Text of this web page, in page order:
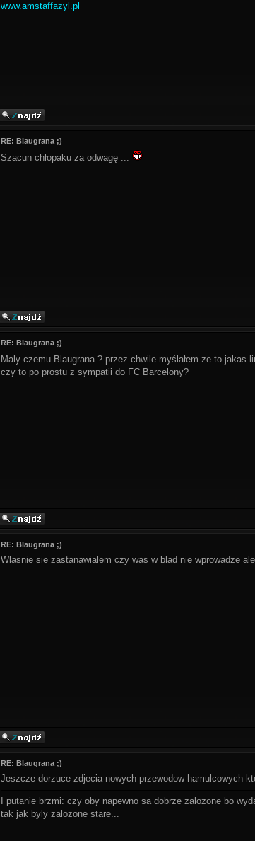
www.amstaffazyl.pl
RE: Blaugrana ;)
Szacun chłopaku za odwagę ...
RE: Blaugrana ;)
Maly czemu Blaugrana ? przez chwile myślałem ze to jakas
czy to po prostu z sympatii do FC Barcelony?
RE: Blaugrana ;)
Wlasnie sie zastanawialem czy was w blad nie wprowadze
RE: Blaugrana ;)
Jeszcze dorzuce zdjecia nowych przewodow hamulcowych
I putanie brzmi: czy oby napewno sa dobrze zalozone bo
tak jak byly zalozone stare...